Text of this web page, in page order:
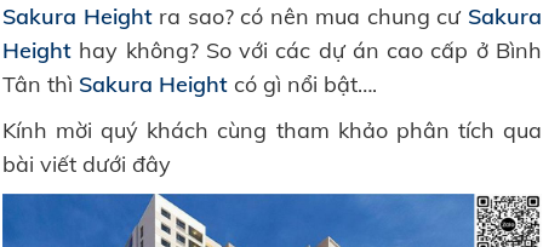
Sakura Heightra sao? có nên mua chung cư Sakura
Height hay không? So với các dự án cao cấp ở Bình
Tân thì Sakura Height có gì nổi bật….
Kính mời quý khách cùng tham khảo phân tích qua
bài viết dưới đây